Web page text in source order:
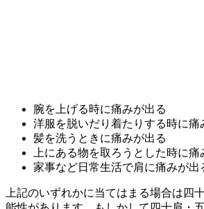
腕を上げる時に痛みが出る
洋服を脱いだり着たりする時に痛
髪を洗うときに痛みが出る
上にある物を取ろうとした時に痛
家事など日常生活で肩に痛みが出
上記のいずれかに当てはまる場合は四